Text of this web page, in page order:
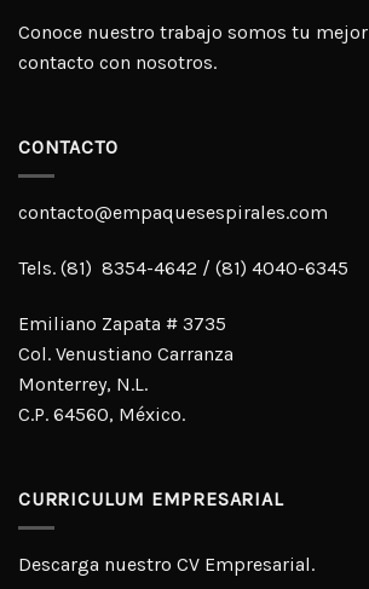
Conoce nuestro trabajo somos tu mejor
contacto con nosotros.
CONTACTO
contacto@empaquesespirales.com
Tels. (81) 8354-4642 / (81) 4040-6345
Emiliano Zapata # 3735
Col. Venustiano Carranza
Monterrey, N.L.
C.P. 64560, México.
CURRICULUM EMPRESARIAL
Descarga nuestro CV Empresarial.